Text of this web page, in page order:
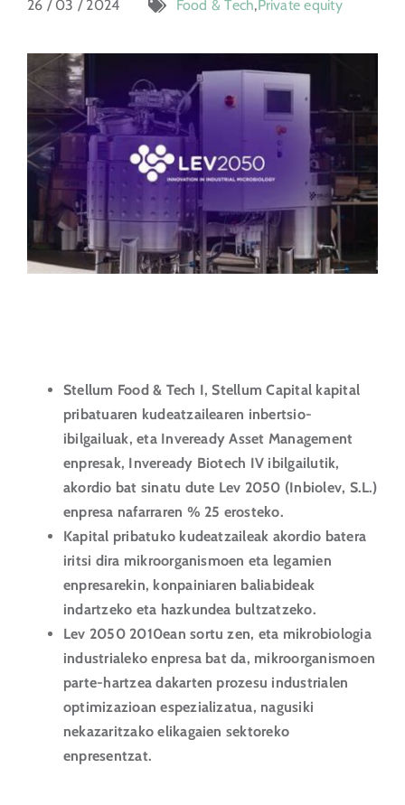
EU
26 / 03 / 2024 Food & Tech,Private equity
Stellum Food & Tech I, Stellum Capital kapital
pribatuaren kudeatzailearen inbertsio-
ibilgailuak, eta Inveready Asset Management
enpresak, Inveready Biotech IV ibilgailutik,
akordio bat sinatu dute Lev 2050 (Inbiolev, S.L.)
enpresa nafarraren % 25 erosteko.
Kapital pribatuko kudeatzaileak akordio batera
iritsi dira mikroorganismoen eta legamien
enpresarekin, konpainiaren baliabideak
indartzeko eta hazkundea bultzatzeko.
Lev 2050 2010ean sortu zen, eta mikrobiologia
industrialeko enpresa bat da, mikroorganismoen
parte-hartzea dakarten prozesu industrialen
optimizazioan espezializatua, nagusiki
nekazaritzako elikagaien sektoreko
enpresentzat.